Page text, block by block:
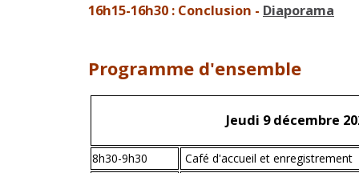
16h15-16h30 : Conclusion - Diaporama
Programme d'ensemble
Jeudi 9 décembre
8h30-9h30
Café d'accueil et enregistrement